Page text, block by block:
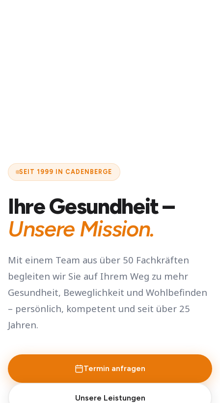
SEIT 1999 IN CADENBERGE
Ihre Gesundheit –
Unsere Mission.
Mit einem Team aus über 50 Fachkräften
begleiten wir Sie auf Ihrem Weg zu mehr
Gesundheit, Beweglichkeit und Wohlbefinden
– persönlich, kompetent und seit über 25
Jahren.
Termin anfragen
Unsere Leistungen